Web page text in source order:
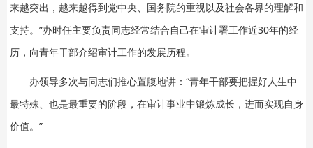
来越突出，越来越得到党中央、国务院的重视以及社会各界的理解和
支持。”办时任主要负责同志经常结合自己在审计署工作近30年的经
历，向青年干部介绍审计工作的发展历程。
办领导多次与同志们推心置腹地讲：“青年干部要把握好人生中
最特殊、也是最重要的阶段，在审计事业中锻炼成长，进而实现自身
价值。”